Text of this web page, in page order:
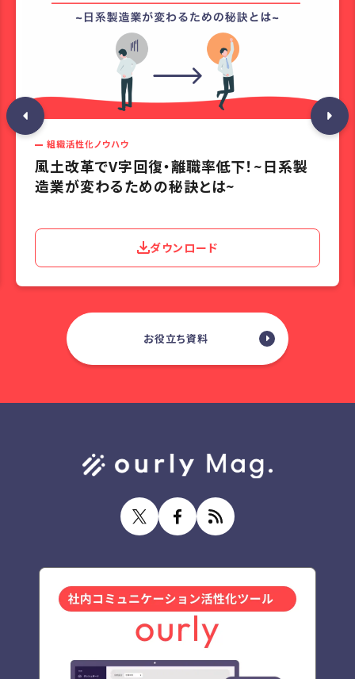
組織活性化ノウハウ
風土改革でV字回復・離職率低下！~日系製
造業が変わるための秘訣とは~
ダウンロード
お役立ち資料